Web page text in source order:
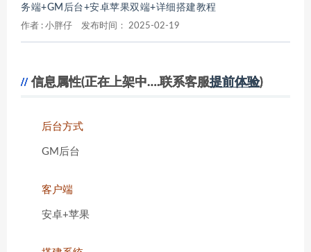
务端+GM后台+安卓苹果双端+详细搭建教程
作者 : 小胖仔 发布时间： 2025-02-19
信息属性(正在上架中….联系客服提前体验)
后台方式
GM后台
客户端
安卓+苹果